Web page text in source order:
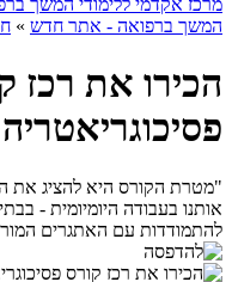
המשך ברפואה - אתר חדש »
הכירו את רכז
"מטרת הקורס היא להציג את
אותנו בעבודה היומיומית -
להתמודדות עם האתגרים